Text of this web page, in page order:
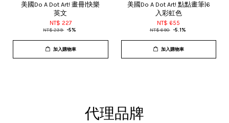
美國Do A Dot Art! 畫冊|快樂
英文
NT$ 227
NT$ 239 -5%
加入購物車
美國Do A Dot Art! 點點畫筆|6
入彩虹色
NT$ 655
NT$ 690 -5.1%
加入購物車
代理品牌